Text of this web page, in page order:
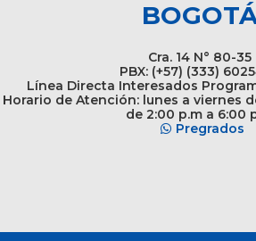
Cra. 14 N° 80-35
PBX: (+57) (333)
Línea Directa Interesados
Horario de Atención: lunes a viernes
de 2:00 p.m a 6:00
Pregrados